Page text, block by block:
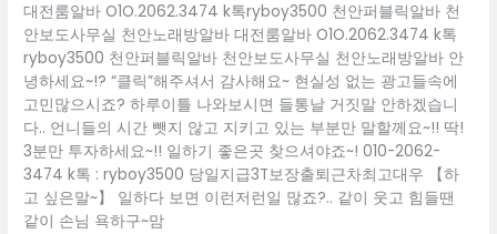
무
실
두
정
동
유
흥
알
바
두
대전룸알바 O1O.2062.3474 k톡ryboy3500 천안퍼블릭알바 천
안보도사무실 천안노래방알바 대전룸알바 O1O.2062.3474 k톡
ryboy3500 천안퍼블릭알바 천안보도사무실 천안노래방알바 안
녕하세요~!? “클릭”해주셔서 감사해요~ 현실성 없는 광고들속에
고민많으시죠? 하루이틀 나와보시면 들통날 거짓말 안하겠습니
다.. 언니들의 시간 뺏지 않고 지키고 있는 부분만 말할께요~!! 딱!
3분만 투자하세요~!! 일하기 좋은곳 찾으셔야죠~! 010-2062-
3474 k톡 : ryboy3500 당일지급3T보장출퇴근차최고대우 【하
고 싶은말~】 일하다 보면 이런저런일 많죠?.. 같이 웃고 힘들땐
같이 손님 욕하구~맘